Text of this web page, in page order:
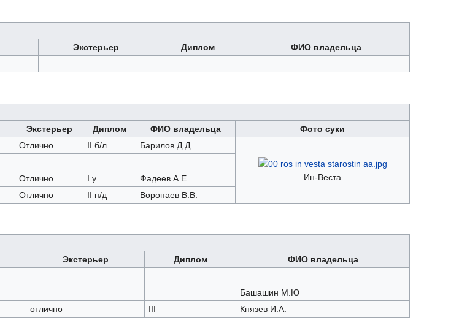
Экстерьер Диплом
ФИО владельца
Экстерьер Диплом ФИО владельца
Фото суки
Отлично II б/л Барилов Д.Д.
Ин-Веста
Отлично I у
Фадеев А.Е.
Отлично II п/д Воропаев В.В.
Экстерьер Диплом
ФИО владельца
Башашин М.Ю
отлично III Князев И.А.